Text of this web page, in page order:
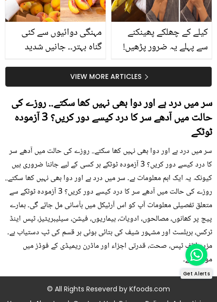
کیا؟
مہنگی دوائیوں سے کئی
گناہ بہتر۔۔ جانیں شدید
کیوں کھانا چاہیے؟
کیلے کے چھلکے پھینکنے
سے پہلے یہ ضرور پڑھیں!
سستا اور قدرتی حلVIEW MORE ARTICLES
سر میں درد ہے اور دوا بھی نہیں کھا سکتے.. روزے کی
حالت میں آدھے سر کا درد کیسے دور کریں؟ 3 آزمودہ
ٹوٹکے
سر میں درد ہے اور دوا بھی نہیں کھا سکتے.. روزے کی حالت میں آدھے سر
کا درد کیسے دور کریں؟ 3 آزمودہ ٹوٹکے ہر کسی کے لیے جاننا ضروری ہیں
کیونکہ یہ ایک اہم معلومات ہے۔ سر میں درد ہے اور دوا بھی نہیں کھا سکتے..
روزے کی حالت میں آدھے سر کا درد کیسے دور کریں؟ 3 آزمودہ ٹوٹکے سے
متعلق تفصیلی معلومات آپ کو اس آرٹیکل میں بآسانی مل جائے گی۔ ہمارے
پیج پر کھانوں، مصالحوں، ادویات، بیماریوں، فیشن، سیلیبریٹیز، ٹپس اینڈ
ٹرکس، ہربلسٹ اور مشہور شیف کی بتائی ہوئی ہر قسم کی ٹپ دستیاب ہے۔
مزید لائف ٹپس، صحت، قدرتی اجزاء اور ماڈرن ریمیڈی کے فوڈز میں
موجود ہے۔
© All Rights Reseverd by Kfoods.com
Get Alerts